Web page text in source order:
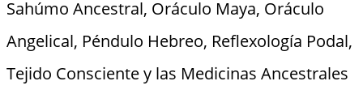
Sahúmo Ancestral, Oráculo Maya, Oráculo
Angelical, Péndulo Hebreo, Reflexología Podal,
Tejido Consciente y las Medicinas Ancestrales